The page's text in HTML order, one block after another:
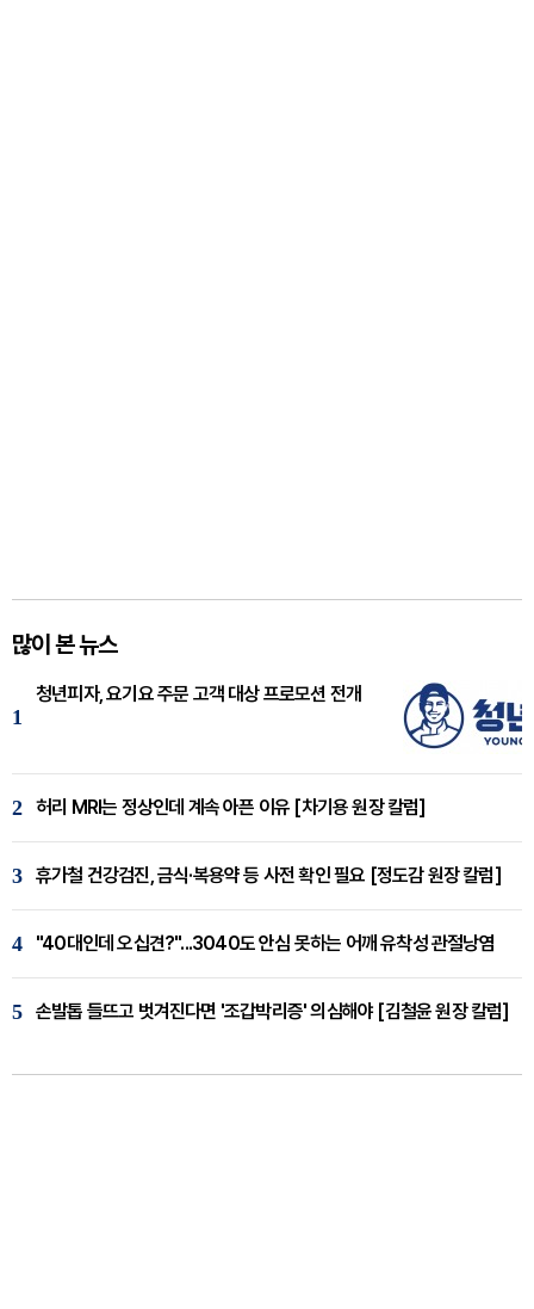
많이 본 뉴스
1
청년피자, 요기요 주문 고객 대상 프로모션 전개
2 허리 MRI는 정상인데 계속 아픈 이유 [차기용 원장 칼럼]
3 휴가철 건강검진, 금식·복용약 등 사전 확인 필요 [정도감 원장 칼럼]
4 "40대인데 오십견?"...3040도 안심 못하는 어깨 유착성 관절낭염
5 손발톱 들뜨고 벗겨진다면 '조갑박리증' 의심해야 [김철윤 원장 칼럼]